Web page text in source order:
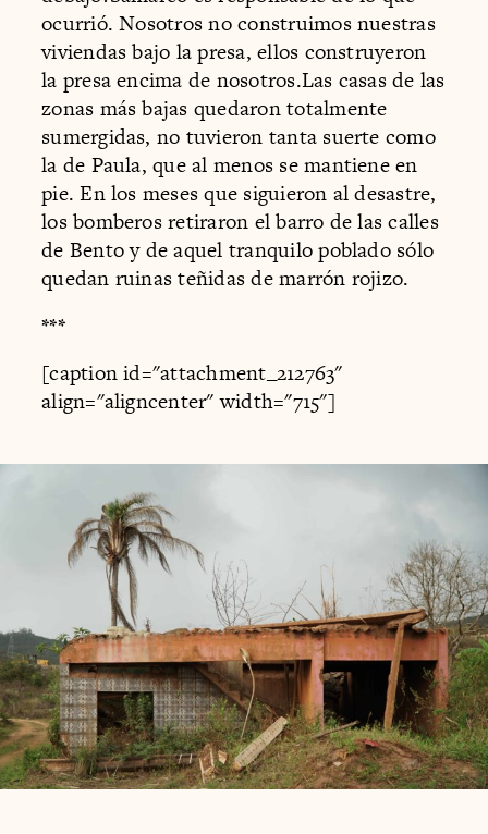
ocurrió. Nosotros no construimos nuestras
viviendas bajo la presa, ellos construyeron
la presa encima de nosotros.Las casas de las
zonas más bajas quedaron totalmente
sumergidas, no tuvieron tanta suerte como
la de Paula, que al menos se mantiene en
pie. En los meses que siguieron al desastre,
los bomberos retiraron el barro de las calles
de Bento y de aquel tranquilo poblado sólo
quedan ruinas teñidas de marrón rojizo.
***
[caption id="attachment_212763"
align="aligncenter" width="715"]